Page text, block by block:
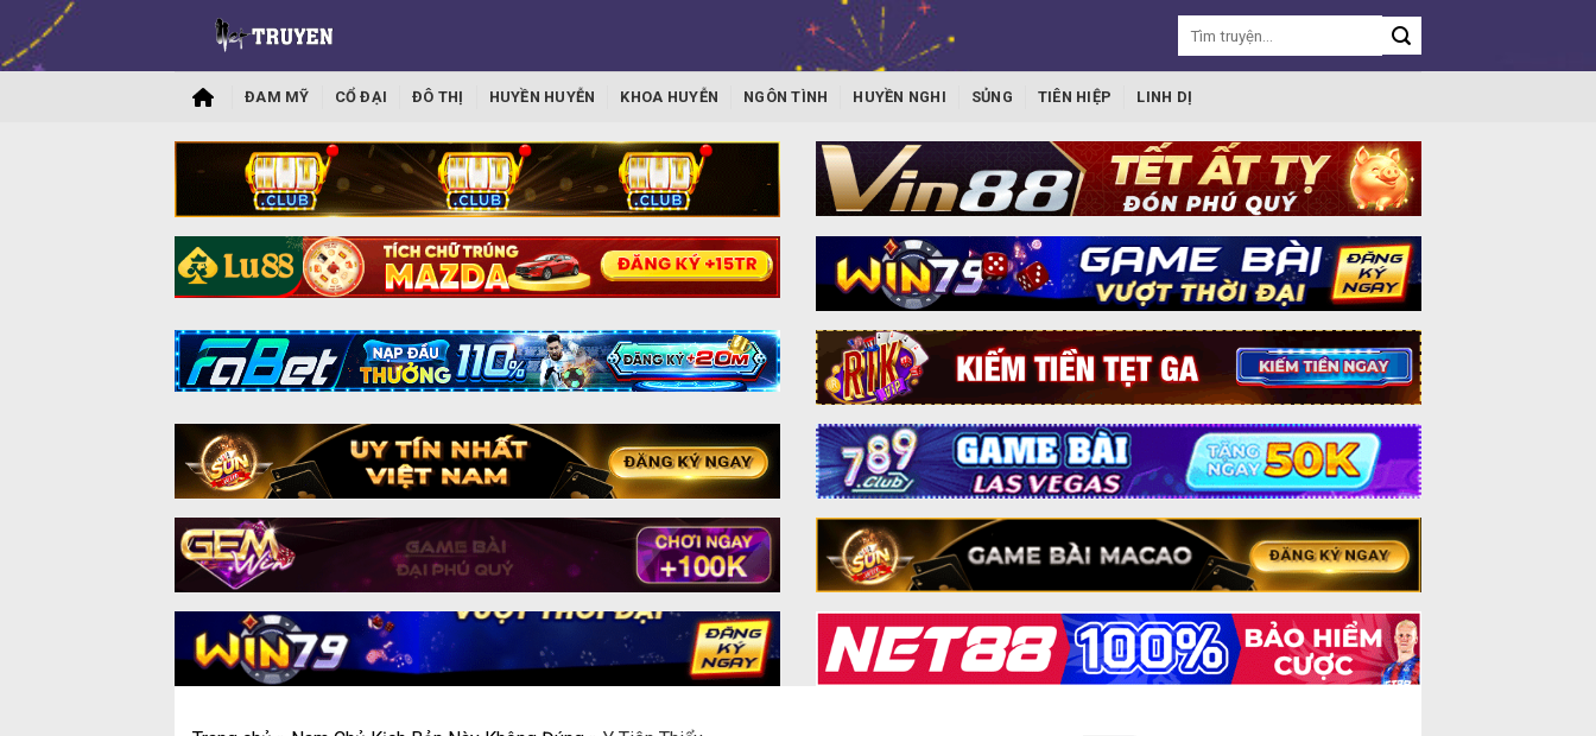
ĐAM MỸ CỔ ĐẠI ĐÔ THỊ HUYỀN HUYỄN KHOA HUYỄN NGÔN TÌNH HUYỀN NGHI SỦNG TIÊN HIỆP LINH DỊ